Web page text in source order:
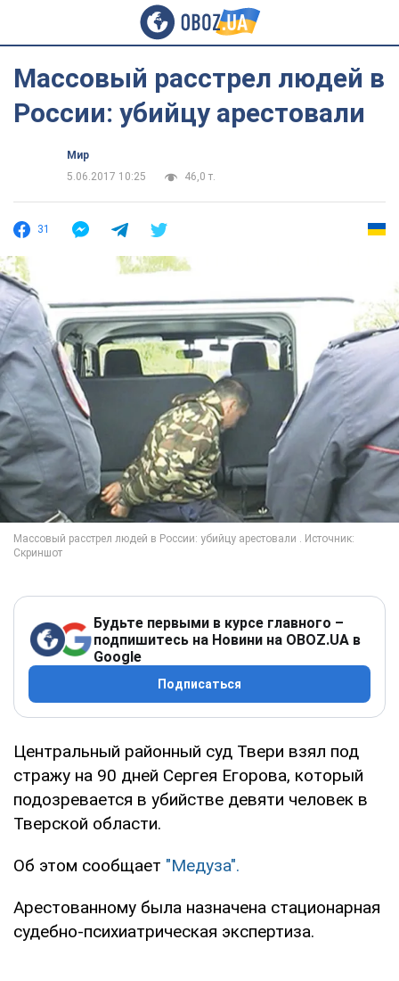
Массовый расстрел людей в
России: убийцу арестовали
Мир
5.06.2017 10:25
46,0 т.
31
Будьте первыми в курсе главного –
подпишитесь на Новини на OBOZ.UA в
Google
Подписаться
Центральный районный суд Твери взял под
стражу на 90 дней Сергея Егорова, который
подозревается в убийстве девяти человек в
Тверской области.
Об этом сообщает "Медуза".
Арестованному была назначена стационарная
судебно-психиатрическая экспертиза.